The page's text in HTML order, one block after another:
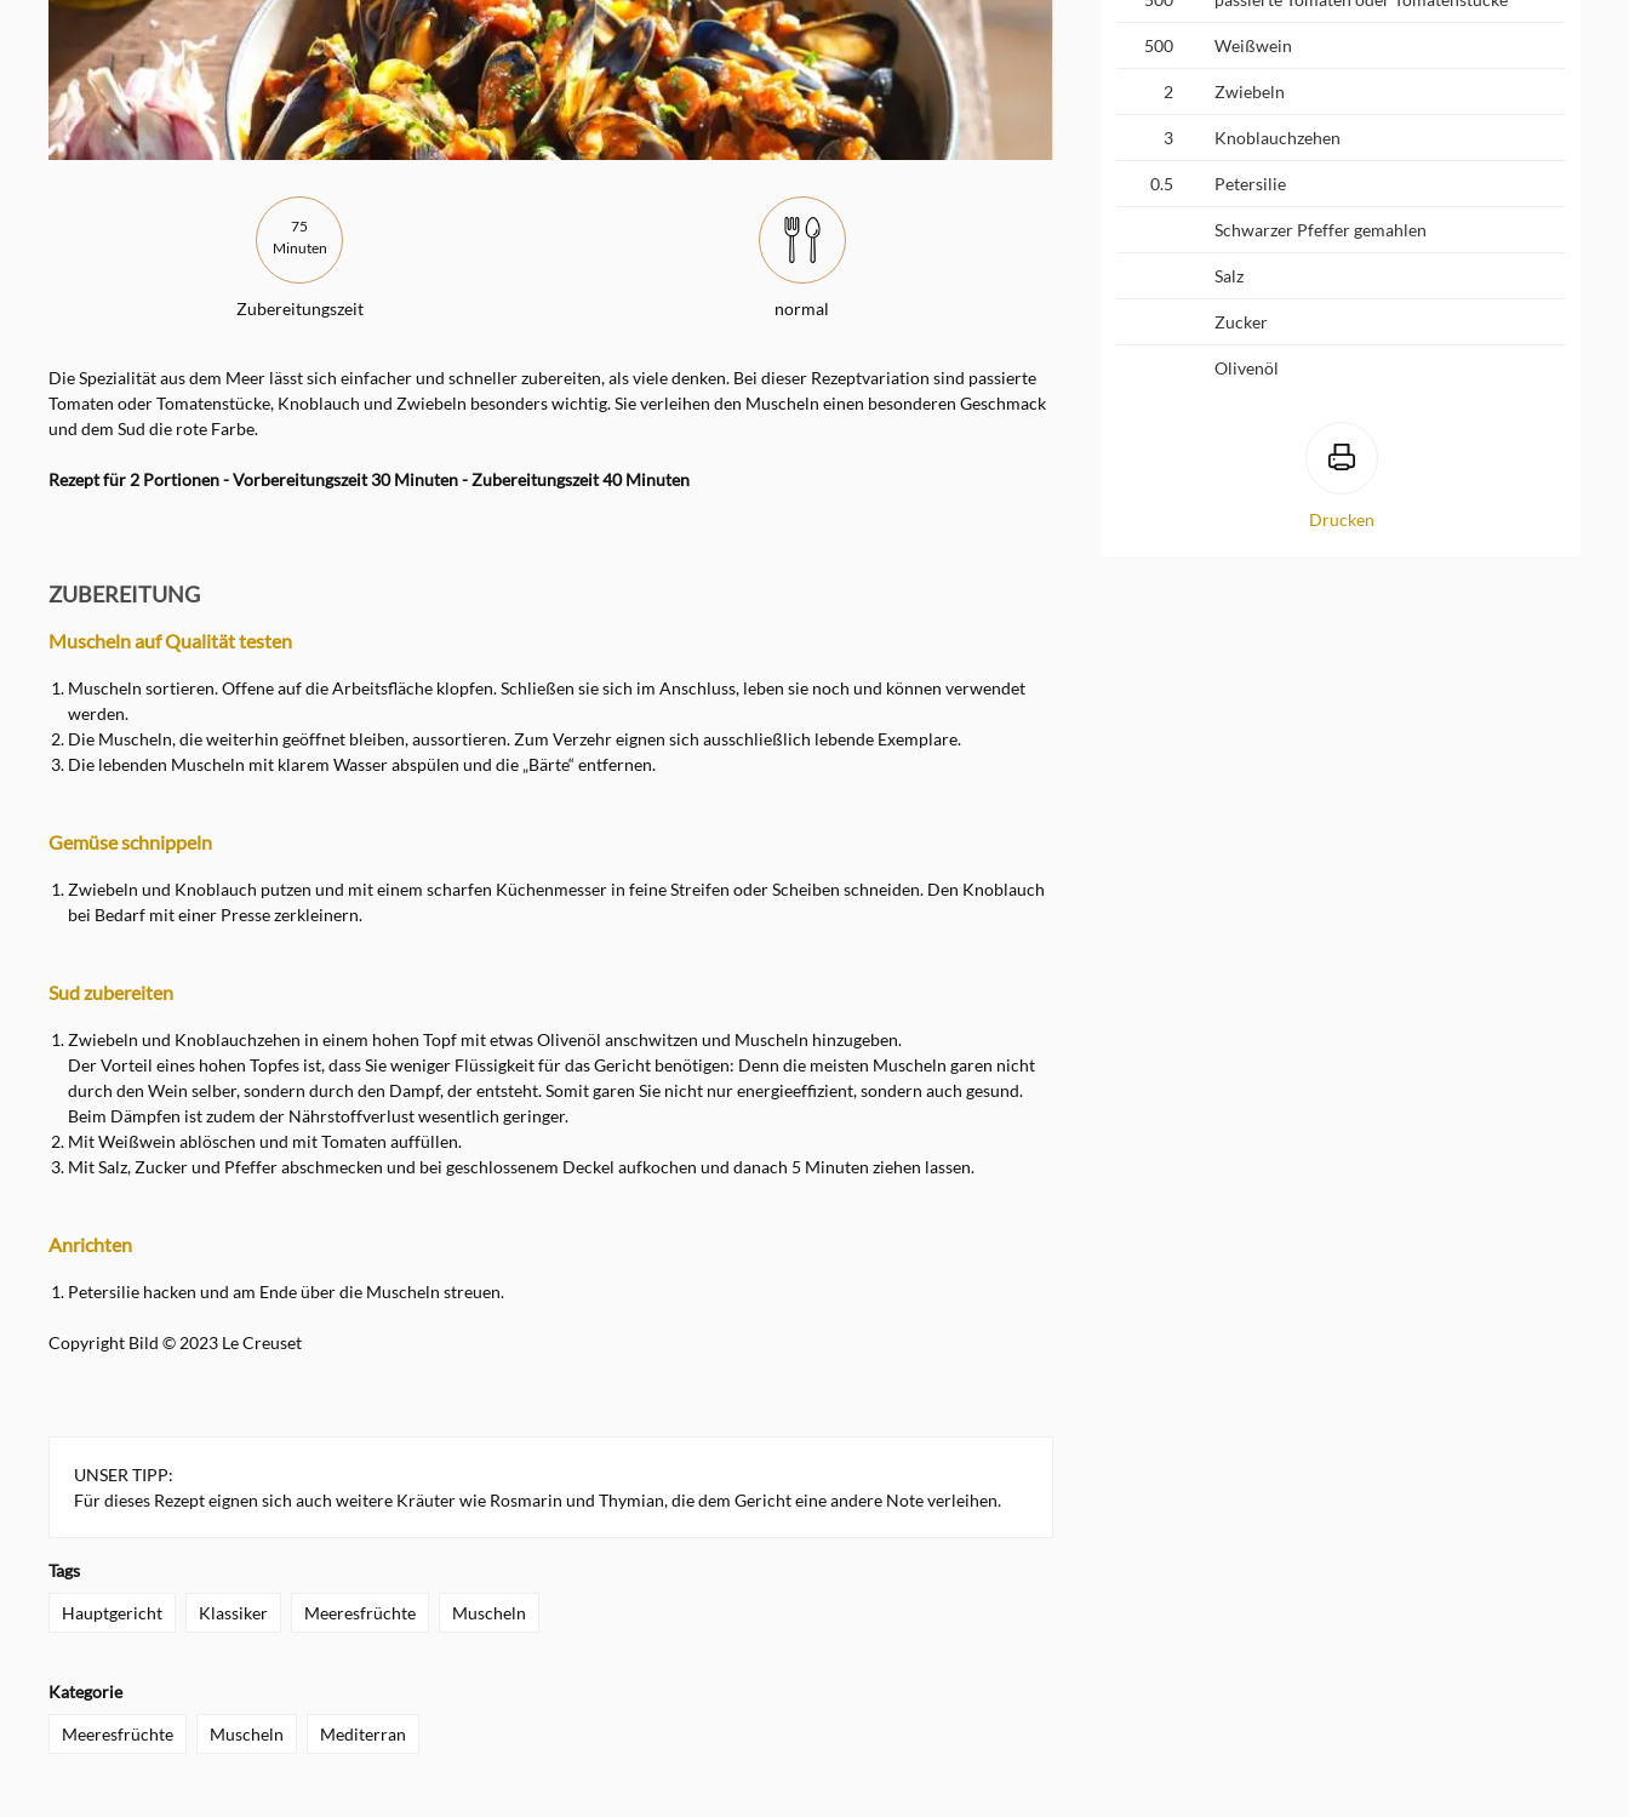
75
Minuten
Zubereitungszeit normal
Die Spezialität aus dem Meer lässt sich einfacher und schneller zubereiten, als viele denken. Bei dieser Rezeptvariation sind passierte
Tomaten oder Tomatenstücke, Knoblauch und Zwiebeln besonders wichtig. Sie verleihen den Muscheln einen besonderen Geschmack
und dem Sud die rote Farbe.
Rezept für 2 Portionen - Vorbereitungszeit 30 Minuten - Zubereitungszeit 40 Minuten
ZUBEREITUNG
Muscheln auf Qualität testen
Muscheln sortieren. Offene auf die Arbeitsfläche klopfen. Schließen sie sich im Anschluss, leben sie noch und können verwendet
werden.
Die Muscheln, die weiterhin geöffnet bleiben, aussortieren. Zum Verzehr eignen sich ausschließlich lebende Exemplare.
Die lebenden Muscheln mit klarem Wasser abspülen und die „Bärte“ entfernen.
Gemüse schnippeln
Zwiebeln und Knoblauch putzen und mit einem scharfen Küchenmesser in feine Streifen oder Scheiben schneiden. Den Knoblauch
bei Bedarf mit einer Presse zerkleinern.
Sud zubereiten
Zwiebeln und Knoblauchzehen in einem hohen Topf mit etwas Olivenöl anschwitzen und Muscheln hinzugeben.
Der Vorteil eines hohen Topfes ist, dass Sie weniger Flüssigkeit für das Gericht benötigen: Denn die meisten Muscheln garen nicht
durch den Wein selber, sondern durch den Dampf, der entsteht. Somit garen Sie nicht nur energieeffizient, sondern auch gesund.
Beim Dämpfen ist zudem der Nährstoffverlust wesentlich geringer.
Mit Weißwein ablöschen und mit Tomaten auffüllen.
Mit Salz, Zucker und Pfeffer abschmecken und bei geschlossenem Deckel aufkochen und danach 5 Minuten ziehen lassen.
Anrichten
Petersilie hacken und am Ende über die Muscheln streuen.
Copyright Bild © 2023 Le Creuset
UNSER TIPP:
Für dieses Rezept eignen sich auch weitere Kräuter wie Rosmarin und Thymian, die dem Gericht eine andere Note verleihen.
Tags
Hauptgericht Klassiker Meeresfrüchte Muscheln
Kategorie
Meeresfrüchte Muscheln Mediterran
500 Weißwein
2 Zwiebeln
3 Knoblauchzehen
0.5 Petersilie
Schwarzer Pfeffer gemahlen
Salz
Zucker
Olivenöl
Drucken